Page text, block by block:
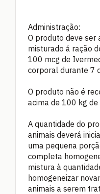
Administração:
O produto deve ser
misturado á ração
100 mcg de
corporal durante 7
O produto não é
acima de 100 kg de
A quantidade do
animais deverá
uma pequena
completa
mistura à
homogeneizar
animais a serem